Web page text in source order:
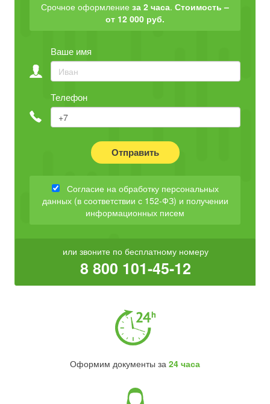
Срочное оформление за 2 часа. Стоимость –
от 12 000 руб.
Ваше имя
Телефон
Отправить
Согласие на обработку персональных
данных (в соответствии с 152-ФЗ) и получении
информационных писем
или звоните по бесплатному номеру
8 800 101-45-12
Оформим документы за 24 часа